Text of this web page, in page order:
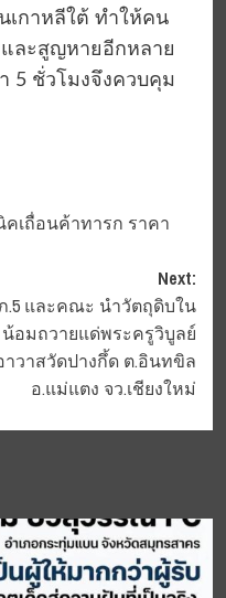
เกาหลีใต้ ทำให้คน
และสูญหายอีกหลาย
5 ชั่วโมงจึงควบคุม
คเถื่อนค้าทารก ราคา
Next:
.5 และคณะ นำวัตถุดิบใน
อมถวายแด่พระครูวิบูลย์
าวาสวัดปางกึ้ด ต.อินทขิล
อ.แม่แตง จว.เชียงใหม่